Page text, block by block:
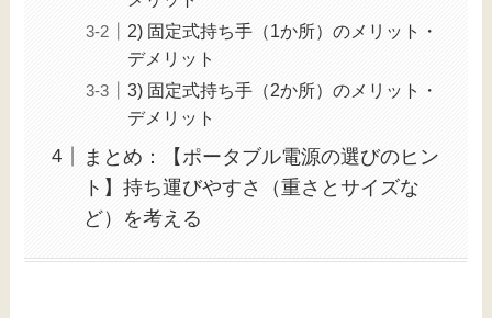
2) 固定式持ち手（1か所）のメリット・
デメリット
3) 固定式持ち手（2か所）のメリット・
デメリット
まとめ：【ポータブル電源の選びのヒン
ト】持ち運びやすさ（重さとサイズな
ど）を考える